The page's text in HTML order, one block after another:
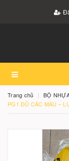
Trang chủ BỘ
PG1 ĐỦ CÁC MÀU –